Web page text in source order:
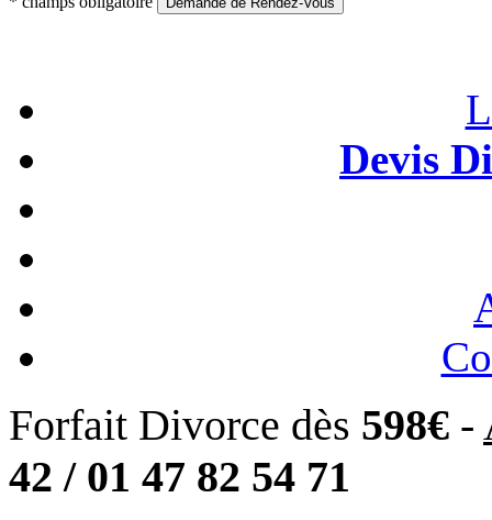
Devis
Forfait Divorce dès 598€ -
42 / 01 47 82 54 71